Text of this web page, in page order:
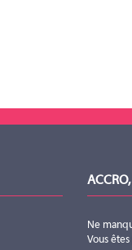
Ne
Vous êtes